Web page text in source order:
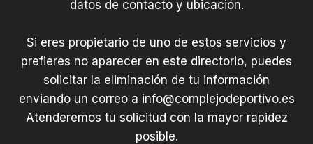
datos de contacto y ubicación.
Si eres propietario de uno de estos servicios y
prefieres no aparecer en este directorio, puedes
solicitar la eliminación de tu información
enviando un correo a info@complejodeportivo.es
Atenderemos tu solicitud con la mayor rapidez
posible.